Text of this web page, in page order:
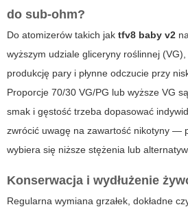
do sub‑ohm?
Do atomizerów takich jak tfv8 baby v2
wyższym udziale gliceryny roślinnej
produkcję pary i płynne odczucie przy
Proporcje 70/30 VG/PG lub wyższe VG
smak i gęstość trzeba dopasować
zwrócić uwagę na zawartość nikotyny —
wybiera się niższe stężenia lub
Konserwacja i wydłużenie
Regularna wymiana grzałek, dokładne